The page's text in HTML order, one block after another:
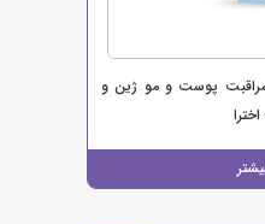
مراقبت پوست و مو ژین و